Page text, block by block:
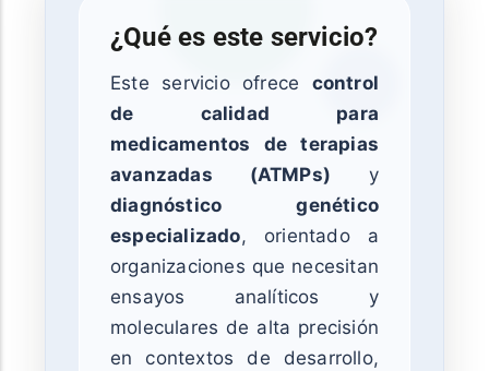
¿Qué es este servicio?
Este servicio ofrece control
de calidad para
medicamentos de terapias
avanzadas (ATMPs) y
diagnóstico genético
especializado, orientado a
organizaciones que necesitan
ensayos analíticos y
moleculares de alta precisión
en contextos de desarrollo,